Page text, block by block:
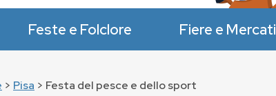
Feste e Folclore Fiere e Mercati
> Pisa > Festa del pesce e dello sport